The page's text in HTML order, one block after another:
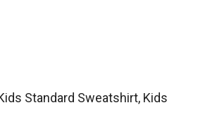
Standard Sweatshirt, Kids